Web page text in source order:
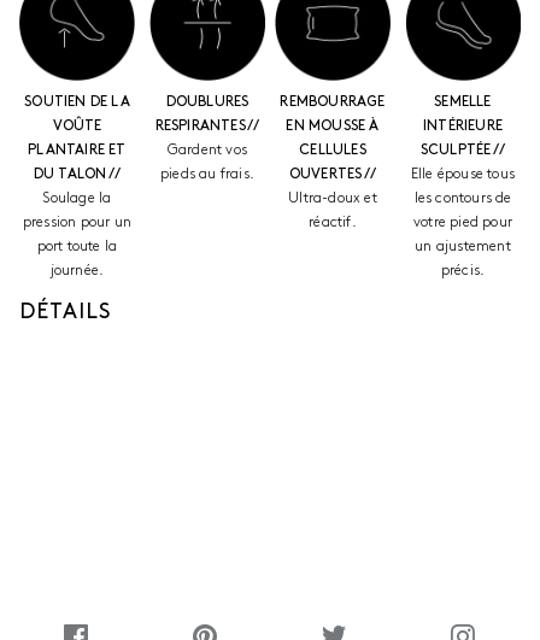
SOUTIEN DE LA
VOÛTE
PLANTAIRE ET
DU TALON //
Soulage la
pression pour un
port toute la
journée.
DOUBLURES
RESPIRANTES //
Gardent vos
pieds au frais.
REMBOURRAGE
EN MOUSSE À
CELLULES
OUVERTES //
Ultra-doux et
réactif.
SEMELLE
INTÉRIEURE
SCULPTÉE //
Elle épouse tous
les contours de
votre pied pour
un ajustement
précis.
DÉTAILS